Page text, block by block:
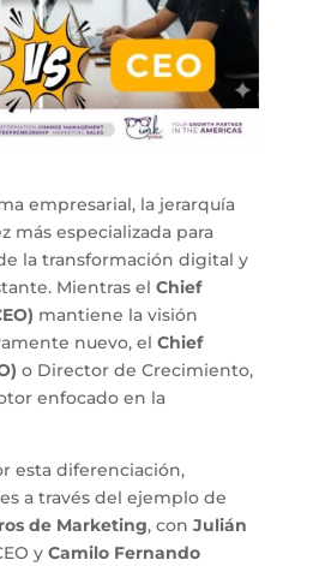
empresarial, la jerarquía
más especializada para
la transformación digital y
Mientras el Chief
mantiene la visión
nuevo, el Chief
o Director de Crecimiento,
enfocado en la
esta diferenciación,
a través del ejemplo de
de Marketing, con Julián
y Camilo Fernando